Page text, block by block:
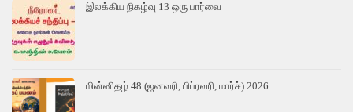
இலக்கிய நிகழ்வு 13 ஒரு பார்வை
மின்னிதழ் 48 (ஜனவரி, பிப்ரவரி, மார்ச்) 2026